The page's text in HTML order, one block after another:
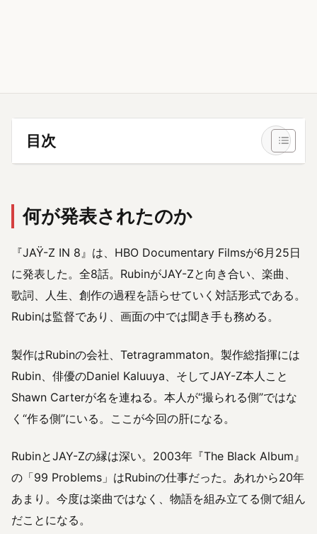
目次
何が発表されたのか
『JAŸ-Z IN 8』は、HBO Documentary Filmsが6月25日
に発表した。全8話。RubinがJAY-Zと向き合い、楽曲、
歌詞、人生、創作の過程を語らせていく対話形式である。
Rubinは監督であり、画面の中では聞き手も務める。
製作はRubinの会社、Tetragrammaton。製作総指揮には
Rubin、俳優のDaniel Kaluuya、そしてJAY-Z本人こと
Shawn Carterが名を連ねる。本人が“撮られる側”ではな
く“作る側”にいる。ここが今回の肝になる。
RubinとJAY-Zの縁は深い。2003年『The Black Album』
の「99 Problems」はRubinの仕事だった。あれから20年
あまり。今度は楽曲ではなく、物語を組み立てる側で組ん
だことになる。